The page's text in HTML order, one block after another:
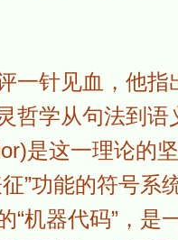
一针见血，他
哲学从句法到
是这一理论的
”功能的符号系
“机器代码”，